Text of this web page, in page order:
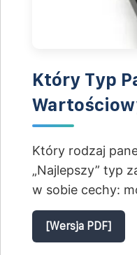
Który Typ
Który rodzaj
„Najlepszy” typ
w sobie cechy:
[Wersja PDF]